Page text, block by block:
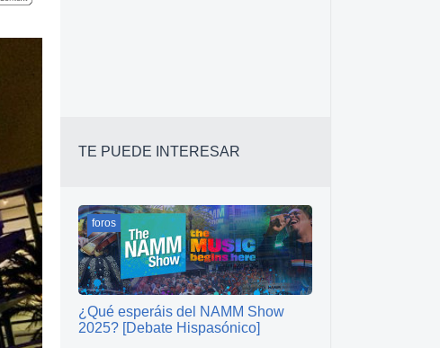
TE PUEDE INTERESAR
foros
¿Qué esperáis del NAMM Show
2025? [Debate Hispasónico]